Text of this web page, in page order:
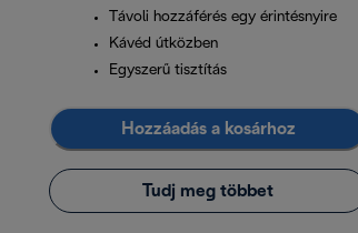
Távoli hozzáférés egy érintésnyire
Kávéd útközben
Egyszerű tisztítás
Hozzáadás a kosárhoz
Tudj meg többet